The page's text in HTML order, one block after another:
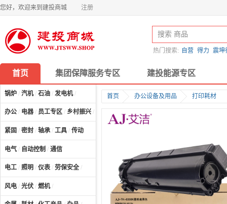
您好，欢迎来到建投商城 注册
热门搜索: 自营 得力 震坤
首页 集团保障服务专区 建投能源专区
锅炉 / 汽机/ 石油 / 发电机/
办公 / 电器 / 员工专区 / 乡村振兴 / 计算机及配件
紧固 / 密封 / 轴承 / 工具 / 传动
电气 / 自动控制 / 通信
电工 / 照明 / 仪表 / 劳保安全 /
风电 / 光伏 / 燃机/
首页 办公设备及用品 打印耗材